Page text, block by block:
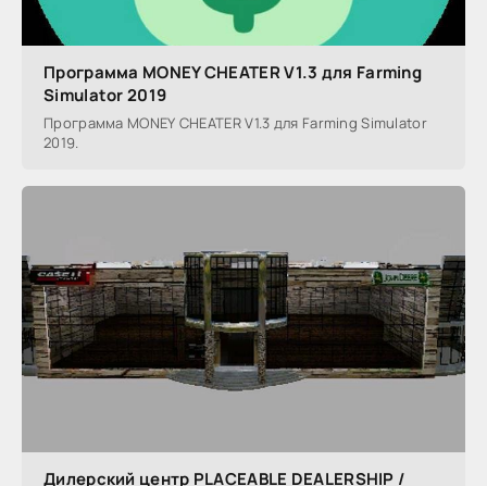
Программа MONEY CHEATER V1.3 для Farming
Simulator 2019
Программа MONEY CHEATER V1.3 для Farming Simulator
2019.
Дилерский центр PLACEABLE DEALERSHIP /